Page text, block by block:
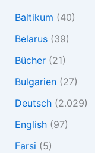
Baltikum (40)
Belarus(39)
Bücher(21)
Bulgarien(27)
Deutsch(2.029)
English(97)
Farsi (5)